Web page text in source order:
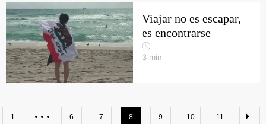
Viajar no es escapar,
es encontrarse
3 min
1 6 7 8 9 10 11